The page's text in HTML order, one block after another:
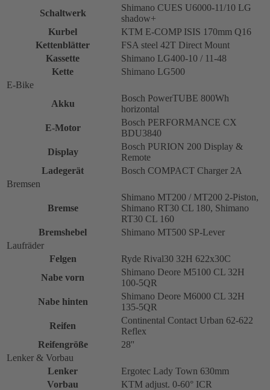
Schaltwerk
Shimano CUES U6000-11/10 LG
shadow+
Kurbel
KTM E-COMP ISIS 170mm Q16
Kettenblätter
FSA steel 42T Direct Mount
Kassette
Shimano LG400-10 / 11-48
Kette
Shimano LG500
E-Bike
Akku
Bosch PowerTUBE 800Wh
horizontal
E-Motor
Bosch PERFORMANCE CX
BDU3840
Display
Bosch PURION 200 Display &
Remote
Ladegerät
Bosch COMPACT Charger 2A
Bremsen
Bremse
Shimano MT200 / MT200 2-Piston,
Shimano RT30 CL 180, Shimano
RT30 CL 160
Bremshebel
Shimano MT500 SP-Lever
Laufräder
Felgen
Ryde Rival30 32H 622x30C
Nabe vorn
Shimano Deore M5100 CL 32H
100-5QR
Nabe hinten
Shimano Deore M6000 CL 32H
135-5QR
Reifen
Continental Contact Urban 62-622
Reflex
Reifengröße
28''
Lenker & Vorbau
Lenker
Ergotec Lady Town 630mm
Vorbau
KTM adjust. 0-60° ICR